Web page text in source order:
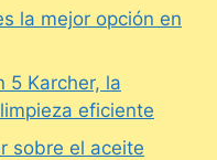
la mejor opción en
5 Karcher, la
eficiente
sobre el aceite